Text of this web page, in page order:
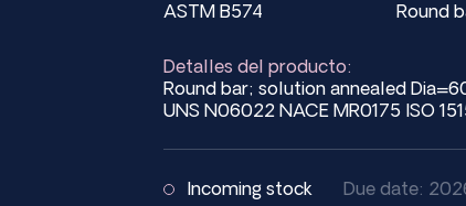
ASTM B574
Round
Detalles del producto:
Round bar; solution annealed
UNS N06022 NACE MR0175 ISO
Incoming stock
Due date: